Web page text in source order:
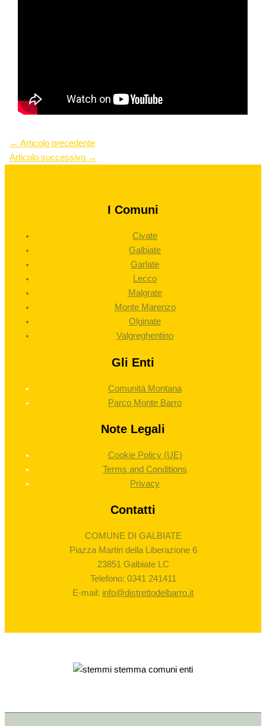
← Articolo precedente
Articolo successivo →
I Comuni
Civate
Galbiate
Garlate
Lecco
Malgrate
Monte Marenzo
Olginate
Valgreghentino
Gli Enti
Comunità Montana
Parco Monte Barro
Note Legali
Cookie Policy (UE)
Terms and Conditions
Privacy
Contatti
COMUNE DI GALBIATE
Piazza Martiri della Liberazione 6
23851 Galbiate LC
Telefono: 0341 241411
E-mail: info@distrettodelbarro.it